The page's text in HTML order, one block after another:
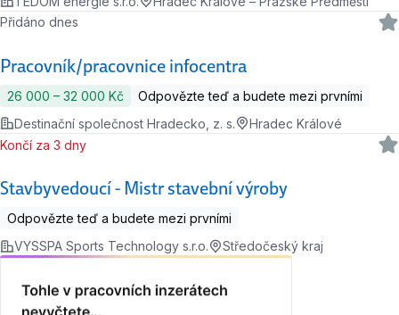
Pracovník/pracovnice infocentra
Přidáno dnes
26 000 ‍–‍ 32 000 Kč
Odpovězte teď a budete mezi prvními
Destinační společnost Hradecko, z. s.
Hradec Králové
Stavbyvedoucí - Mistr stavební výroby
Končí za 3 dny
Odpovězte teď a budete mezi prvními
VYSSPA Sports Technology s.r.o.
Středočeský kraj